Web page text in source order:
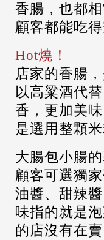
香腸，也都
顧客都能吃
Hot燒！
店家的香腸
以高粱酒代
香，更加美
是選用整顆
大腸包小腸
顧客可選獨
油醬、甜辣
味指的就是
的店沒有在